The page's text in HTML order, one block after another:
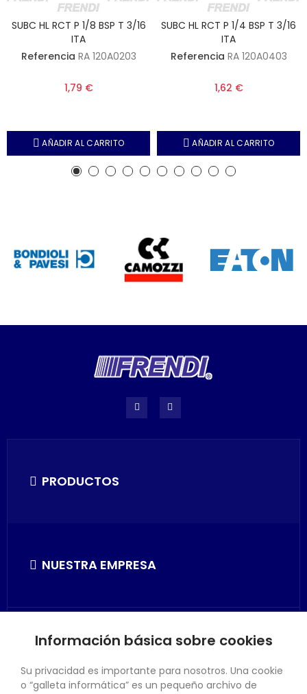
SUBC HL RCT P 1/8 BSP T 3/16
ITA
Referencia RA 120A0203
1,79 €
AÑADIR AL CARRITO
SUBC HL RCT P 1/4 BSP T 3/16
ITA
Referencia RA 120A0403
1,62 €
AÑADIR AL CARRITO
PRODUCTOS
NUESTRA EMPRESA
SU CUENTA
Información básica sobre cookies
Su privacidad es importante para nosotros. Una cookie
o “galleta informática” es un pequeño archivo de